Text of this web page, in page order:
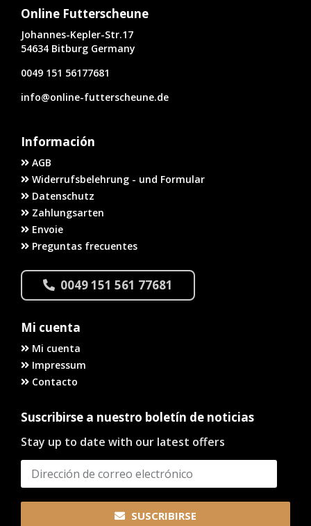
Online Futterscheune
Johannes-Kepler-Str.17
54634 Bitburg Germany
0049 151 56177681
info@online-futterscheune.de
Información
AGB
Widerrufsbelehrung - und Formular
Datenschutz
Zahlungsarten
Envoie
Preguntas frecuentes
0049 151 561 77681
Mi cuenta
Mi cuenta
Impressum
Contacto
Suscribirse a nuestro boletín de noticias
Stay up to date with our latest offers
SUSCRIBIRSE